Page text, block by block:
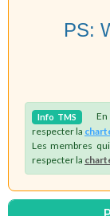
PS:
Info TMS En
respecter la
Les membres
respecter la